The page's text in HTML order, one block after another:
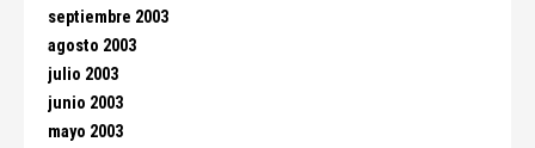
septiembre 2003
agosto 2003
julio 2003
junio 2003
mayo 2003